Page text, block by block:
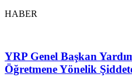
HABER
YRP Genel Başkan
Öğretmene Yönelik